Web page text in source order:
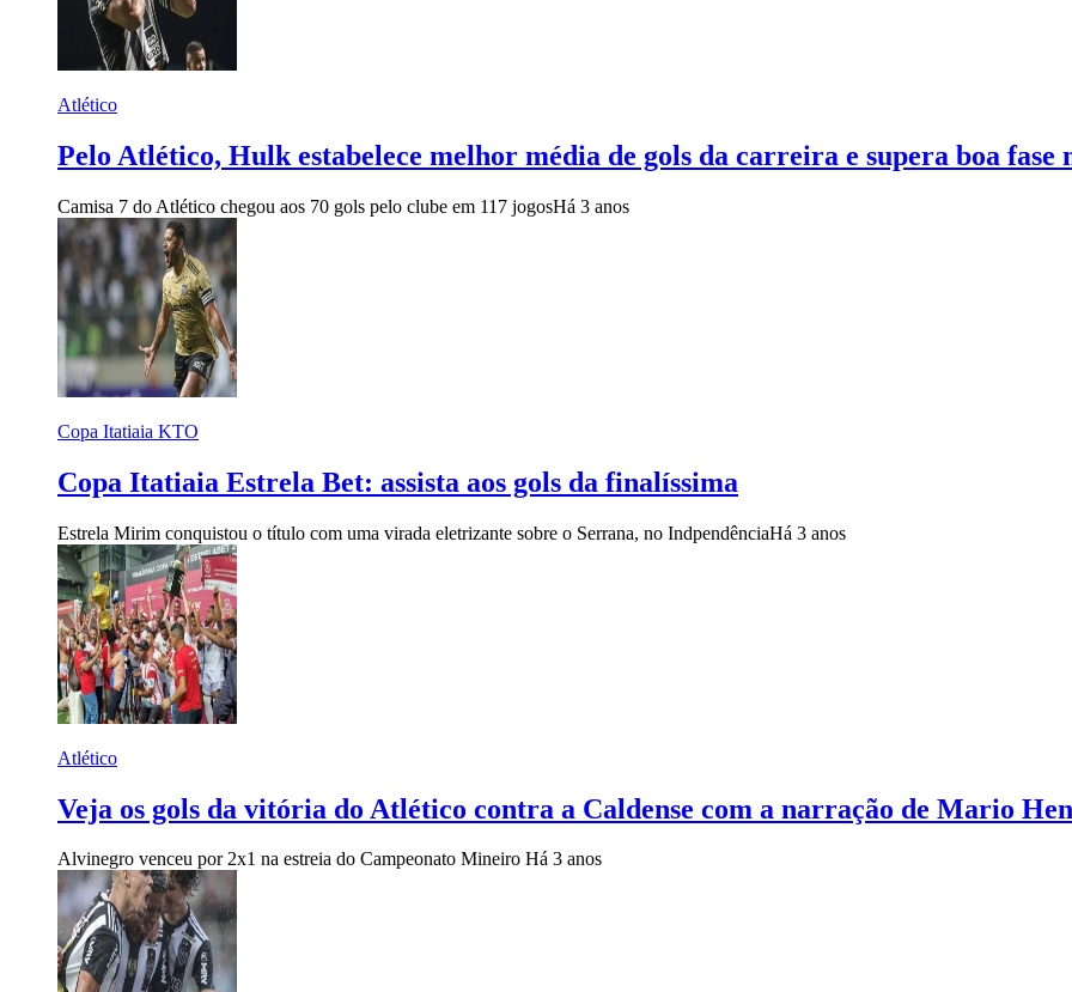
Atlético
Pelo Atlético, Hulk estabelece melhor média de gols da carreira e supera boa fase
Camisa 7 do Atlético chegou aos 70 gols pelo clube em 117 jogosHá 3 anos
Copa Itatiaia KTO
Copa Itatiaia Estrela Bet: assista aos gols da finalíssima
Estrela Mirim conquistou o título com uma virada eletrizante sobre o Serrana, no IndpendênciaHá 3 anos
Atlético
Veja os gols da vitória do Atlético contra a Caldense com a narração de Mario
Alvinegro venceu por 2x1 na estreia do Campeonato Mineiro Há 3 anos